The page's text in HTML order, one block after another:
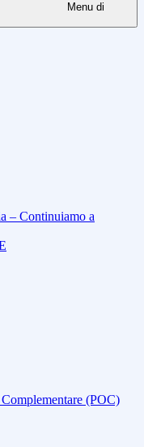
Menu di
– Continuiamo a
(POC)